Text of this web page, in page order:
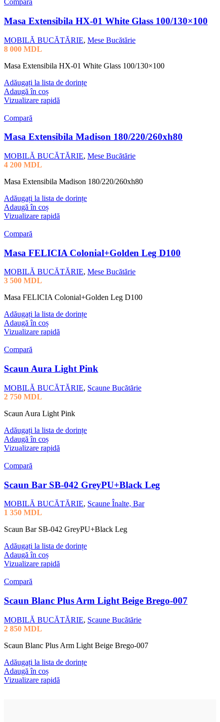
Compară
Masa Extensibila HX-01 White Glass 100/130×100
MOBILĂ BUCĂTĂRIE, Mese Bucătărie
8 000 MDL
Masa Extensibila HX-01 White Glass 100/130×100
Adăugați la lista de dorințe
Adaugă în coș
Vizualizare rapidă
Compară
Masa Extensibila Madison 180/220/260xh80
MOBILĂ BUCĂTĂRIE, Mese Bucătărie
4 200 MDL
Masa Extensibila Madison 180/220/260xh80
Adăugați la lista de dorințe
Adaugă în coș
Vizualizare rapidă
Compară
Masa FELICIA Colonial+Golden Leg D100
MOBILĂ BUCĂTĂRIE, Mese Bucătărie
3 500 MDL
Masa FELICIA Colonial+Golden Leg D100
Adăugați la lista de dorințe
Adaugă în coș
Vizualizare rapidă
Compară
Scaun Aura Light Pink
MOBILĂ BUCĂTĂRIE, Scaune Bucătărie
2 750 MDL
Scaun Aura Light Pink
Adăugați la lista de dorințe
Adaugă în coș
Vizualizare rapidă
Compară
Scaun Bar SB-042 GreyPU+Black Leg
MOBILĂ BUCĂTĂRIE, Scaune Înalte, Bar
1 350 MDL
Scaun Bar SB-042 GreyPU+Black Leg
Adăugați la lista de dorințe
Adaugă în coș
Vizualizare rapidă
Compară
Scaun Blanc Plus Arm Light Beige Brego-007
MOBILĂ BUCĂTĂRIE, Scaune Bucătărie
2 850 MDL
Scaun Blanc Plus Arm Light Beige Brego-007
Adăugați la lista de dorințe
Adaugă în coș
Vizualizare rapidă